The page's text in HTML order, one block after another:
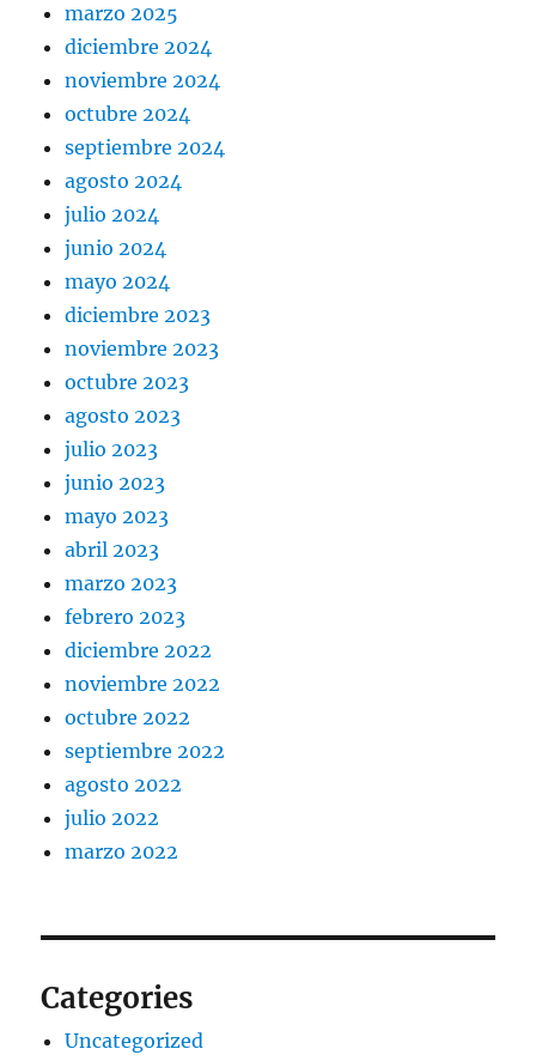
marzo 2025
diciembre 2024
noviembre 2024
octubre 2024
septiembre 2024
agosto 2024
julio 2024
junio 2024
mayo 2024
diciembre 2023
noviembre 2023
octubre 2023
agosto 2023
julio 2023
junio 2023
mayo 2023
abril 2023
marzo 2023
febrero 2023
diciembre 2022
noviembre 2022
octubre 2022
septiembre 2022
agosto 2022
julio 2022
marzo 2022
Categories
Uncategorized